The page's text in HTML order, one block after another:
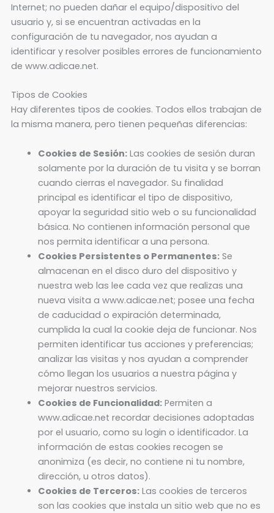
Internet; no pueden dañar el equipo/dispositivo del
usuario y, si se encuentran activadas en la
configuración de tu navegador, nos ayudan a
identificar y resolver posibles errores de funcionamiento
de www.adicae.net.
Tipos de Cookies
Hay diferentes tipos de cookies. Todos ellos trabajan de
la misma manera, pero tienen pequeñas diferencias:
Cookies de Sesión:Las cookies de sesión duran
solamente por la duración de tu visita y se borran
cuando cierras el navegador. Su finalidad
principal es identificar el tipo de dispositivo,
apoyar la seguridad sitio web o su funcionalidad
básica. No contienen información personal que
nos permita identificar a una persona.
Cookies Persistentes o Permanentes:Se
almacenan en el disco duro del dispositivo y
nuestra web las lee cada vez que realizas una
nueva visita a www.adicae.net; posee una fecha
de caducidad o expiración determinada,
cumplida la cual la cookie deja de funcionar. Nos
permiten identificar tus acciones y preferencias;
analizar las visitas y nos ayudan a comprender
cómo llegan los usuarios a nuestra página y
mejorar nuestros servicios.
Cookies de Funcionalidad:Permiten a
www.adicae.net recordar decisiones adoptadas
por el usuario, como su login o identificador. La
información de estas cookies recogen se
anonimiza (es decir, no contiene ni tu nombre,
dirección, u otros datos).
Cookies de Terceros:Las cookies de terceros
son las cookies que instala un sitio web que no es